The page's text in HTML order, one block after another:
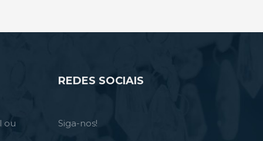
ou
REDES SOCIAIS
Siga-nos!